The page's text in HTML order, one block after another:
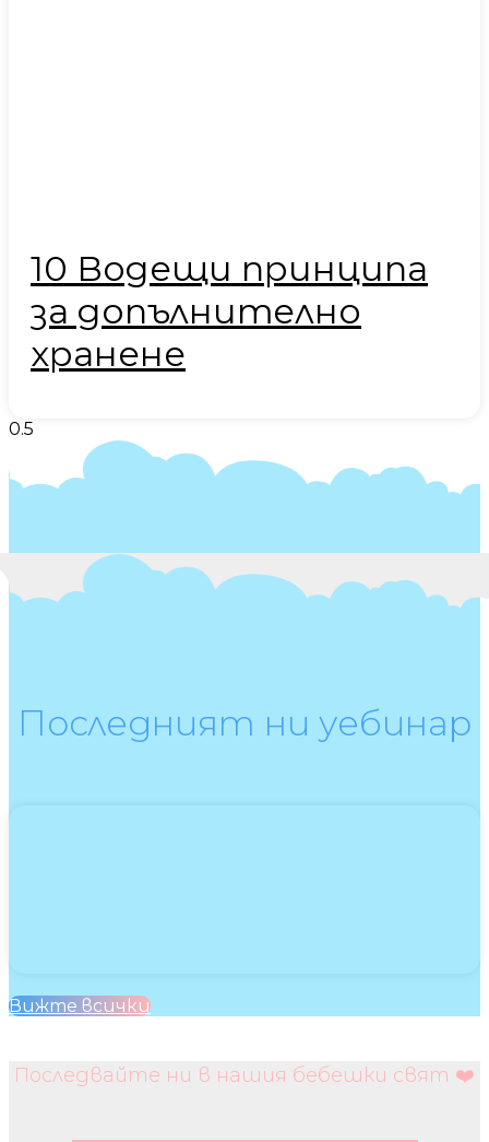
10 Водещи принципа
за допълнително
хранене
Последният ни уебинар
Вижте всички
Последвайте ни в нашия бебешки свят ❤️